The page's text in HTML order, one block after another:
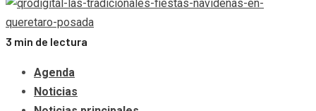
3 min de lectura
Agenda
Noticias